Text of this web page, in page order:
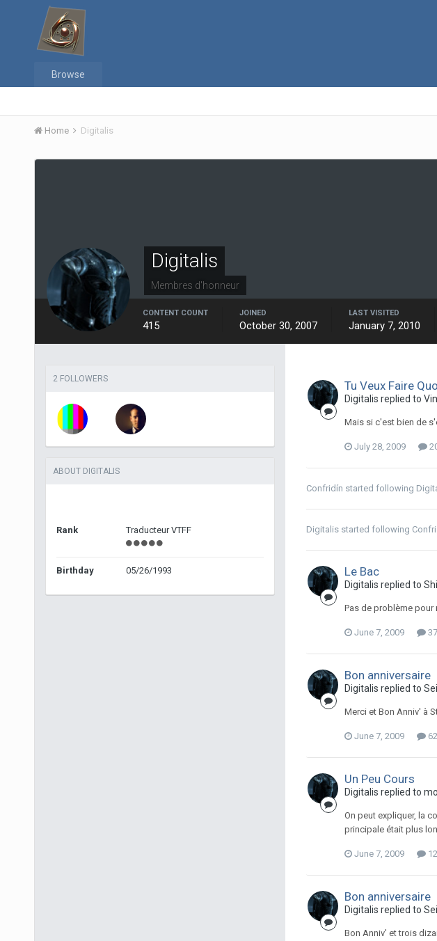
Browse
Home Digitalis
Digitalis
Membres d'honneur
CONTENT COUNT
415
JOINED
October 30, 2007
LAST VISITED
January 7, 2010
2 FOLLOWERS
ABOUT DIGITALIS
Rank Traducteur VTFF
Birthday 05/26/1993
Tu Veux Faire
Digitalis replied to
Mais si c'est bien de
July 28, 2009
Confridín started following
Digitalisstarted following
Le Bac
Digitalis replied to
Pas de problème pour
June 7, 2009
Bon anniversaire
Digitalis replied to
Merci et Bon Anniv' à
June 7, 2009
Un Peu Cours
Digitalis replied to
On peut expliquer, la
principale était plus
June 7, 2009
Bon anniversaire
Digitalis replied to
Bon Anniv' et trois